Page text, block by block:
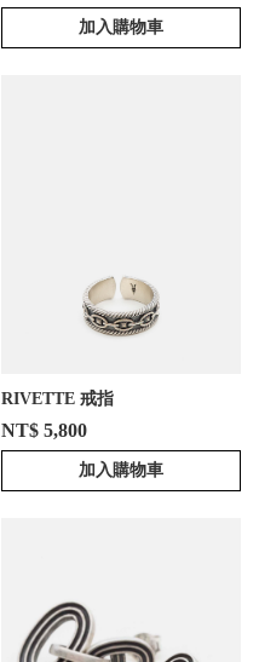
加入購物車
RIVETTE 戒指
NT$ 5,800
加入購物車